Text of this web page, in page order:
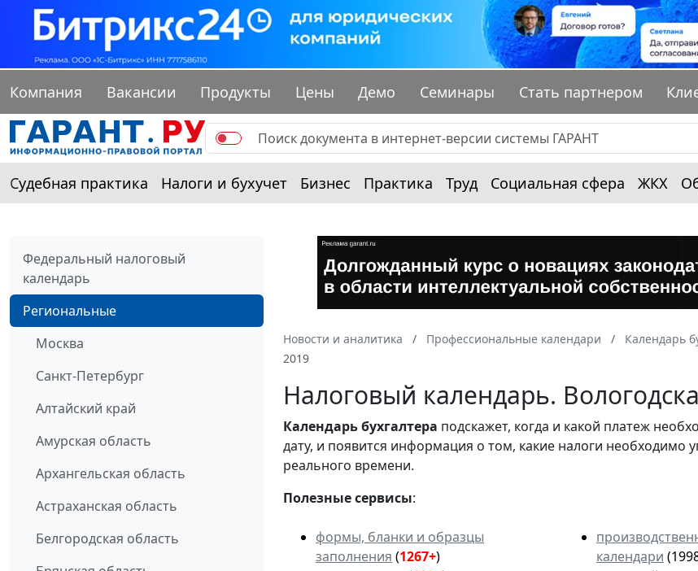
Компания Вакансии Продукты Цены Демо Семинары Стать партнером
Судебная практика Налоги и бухучет Бизнес Практика Труд Социальная сфера ЖКХ
Федеральный налоговый
календарь
Региональные
Москва
Санкт-Петербург
Алтайский край
Амурская область
Архангельская область
Астраханская область
Белгородская область
Новости и аналитика Профессиональные календари Календарь
2019
Налоговый календарь.
Календарьбухгалтера подскажет, когда и какой платеж
дату, и появится информация о том, какие налоги необходимо
реального времени.
Полезные сервисы:
формы, бланки и образцы
заполнения (1267+)
календари